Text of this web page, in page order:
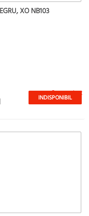
XO NB103
Stoc epuizat
INDISPONIBIL